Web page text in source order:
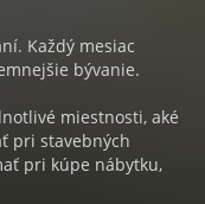
Každý mesiac
bývanie.
miestnosti, aké
pri stavebných
pri kúpe nábytku,